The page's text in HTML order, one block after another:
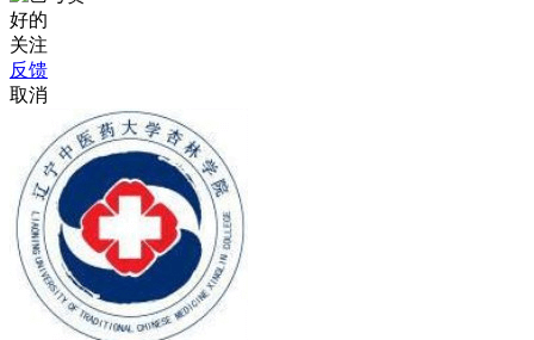
好的
关注
反馈
取消